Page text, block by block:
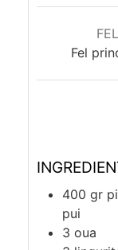
FEL
Fel
400 gr
pui
3 oua